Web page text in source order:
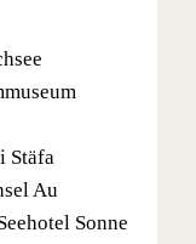
Stäfa
Au
Sonne